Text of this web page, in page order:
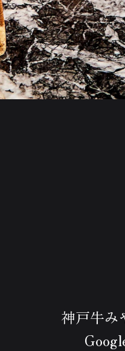
神戸牛み